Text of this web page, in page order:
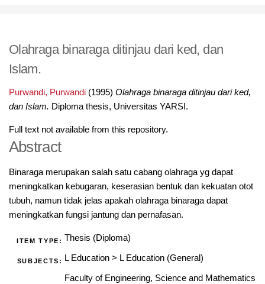
Olahraga binaraga ditinjau dari ked, dan
Islam.
Purwandi, Purwandi(1995) Olahraga binaraga ditinjau dari ked,
dan Islam. Diploma thesis, Universitas YARSI.
Full text not available from this repository.
Abstract
Binaraga merupakan salah satu cabang olahraga yg dapat
meningkatkan kebugaran, keserasian bentuk dan kekuatan otot
tubuh, namun tidak jelas apakah olahraga binaraga dapat
meningkatkan fungsi jantung dan pernafasan.
ITEM TYPE: Thesis (Diploma)
SUBJECTS: L Education> L Education (General)
Faculty of Engineering, Science and Mathematics